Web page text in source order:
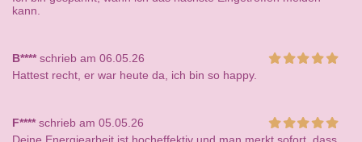
kann.
B****schrieb am 06.05.26
Hattest recht, er war heute da, ich bin so happy.
F****schrieb am 05.05.26